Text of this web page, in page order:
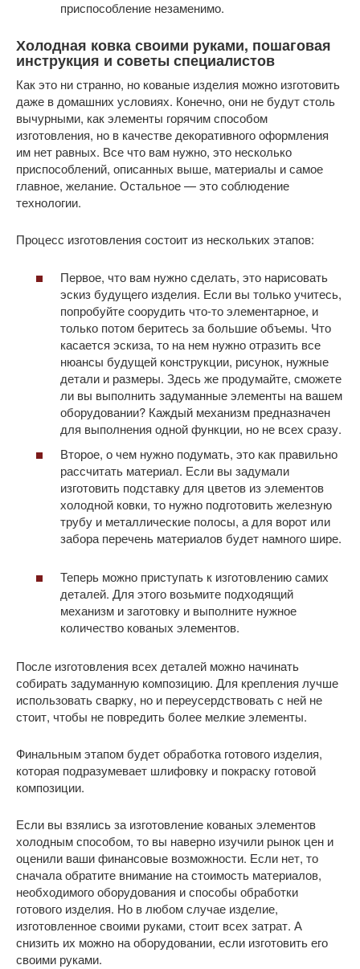
приспособление незаменимо.
Холодная ковка своими руками, пошаговая
инструкция и советы специалистов
Как это ни странно, но кованые изделия можно изготовить
даже в домашних условиях. Конечно, они не будут столь
вычурными, как элементы горячим способом
изготовления, но в качестве декоративного оформления
им нет равных. Все что вам нужно, это несколько
приспособлений, описанных выше, материалы и самое
главное, желание. Остальное — это соблюдение
технологии.
Процесс изготовления состоит из нескольких этапов:
Первое, что вам нужно сделать, это нарисовать
эскиз будущего изделия. Если вы только учитесь,
попробуйте соорудить что-то элементарное, и
только потом беритесь за большие объемы. Что
касается эскиза, то на нем нужно отразить все
нюансы будущей конструкции, рисунок, нужные
детали и размеры. Здесь же продумайте, сможете
ли вы выполнить задуманные элементы на вашем
оборудовании? Каждый механизм предназначен
для выполнения одной функции, но не всех сразу.
Второе, о чем нужно подумать, это как правильно
рассчитать материал. Если вы задумали
изготовить подставку для цветов из элементов
холодной ковки, то нужно подготовить железную
трубу и металлические полосы, а для ворот или
забора перечень материалов будет намного шире.
Теперь можно приступать к изготовлению самих
деталей. Для этого возьмите подходящий
механизм и заготовку и выполните нужное
количество кованых элементов.
После изготовления всех деталей можно начинать
собирать задуманную композицию. Для крепления лучше
использовать сварку, но и переусердствовать с ней не
стоит, чтобы не повредить более мелкие элементы.
Финальным этапом будет обработка готового изделия,
которая подразумевает шлифовку и покраску готовой
композиции.
Если вы взялись за изготовление кованых элементов
холодным способом, то вы наверно изучили рынок цен и
оценили ваши финансовые возможности. Если нет, то
сначала обратите внимание на стоимость материалов,
необходимого оборудования и способы обработки
готового изделия. Но в любом случае изделие,
изготовленное своими руками, стоит всех затрат. А
снизить их можно на оборудовании, если изготовить его
своими руками.